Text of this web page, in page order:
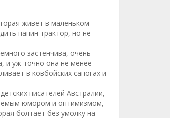
живёт в маленьком
папин трактор, но не
застенчива, очень
и уж точно она не менее
в ковбойских сапогах и
писателей Австралии,
юмором и оптимизмом,
болтает без умолку на